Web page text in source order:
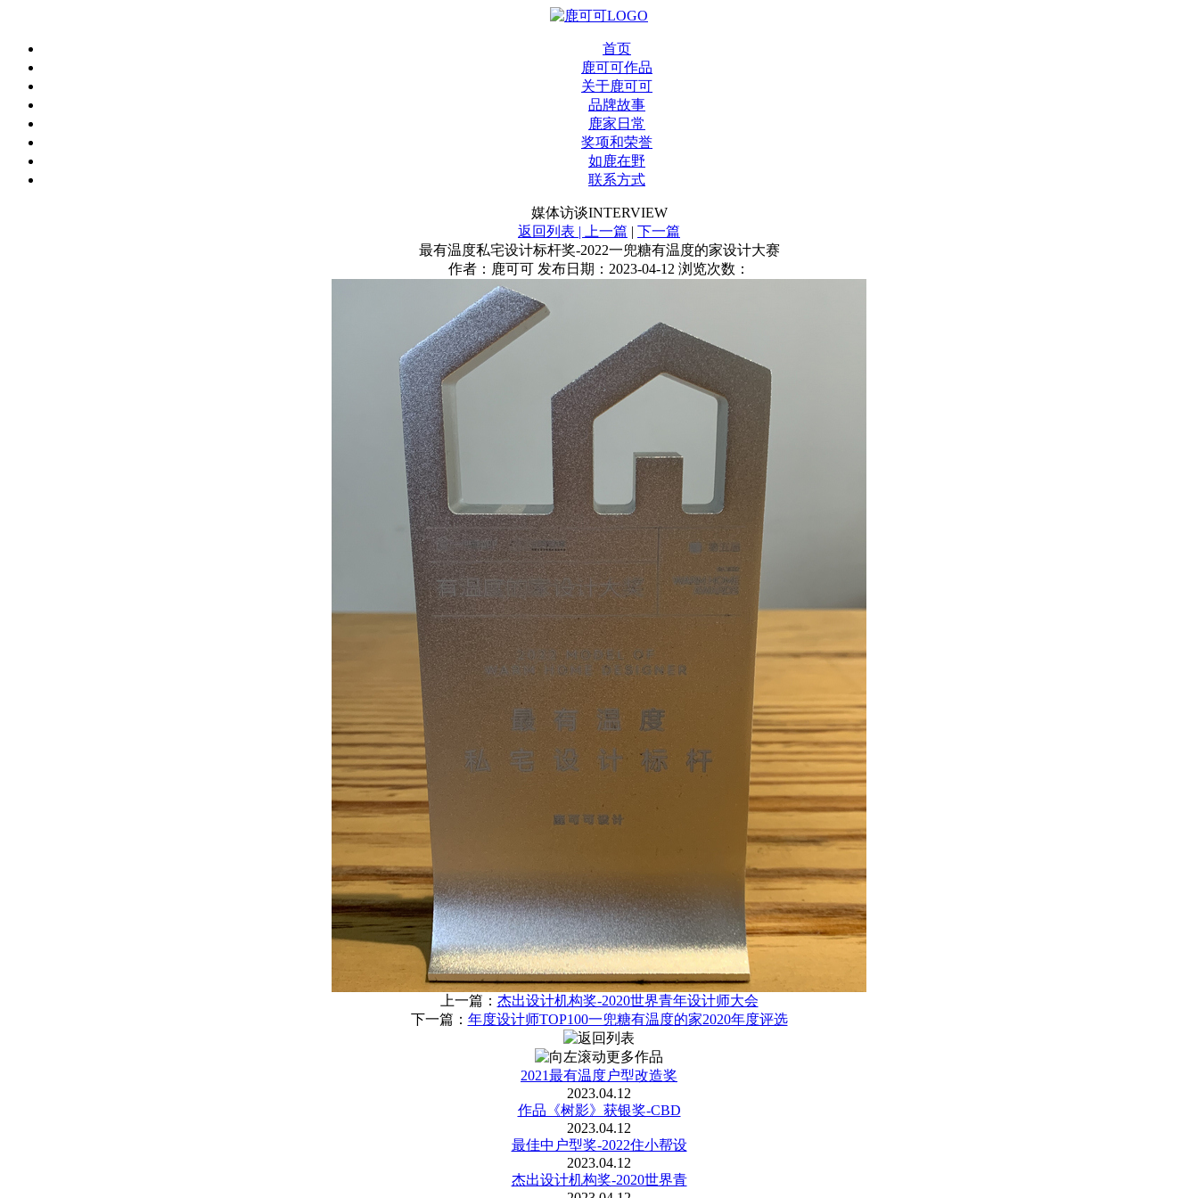
首页
鹿可可作品
关于鹿可可
品牌故事
鹿家日常
奖项和荣誉
如鹿在野
联系方式
媒体访谈INTERVIEW
返回列表 |
上一篇 | 下一篇
最有温度私宅设计标杆奖-2022一兜糖有温度的家设计大赛
作者：鹿可可 发布日期：2023-04-12 浏览次数：
上一篇： 杰出设计机构奖-2020世界青年设计师大会
下一篇： 年度设计师TOP100一兜糖有温度的家2020年度评选
2021最有温度户型改造奖
2023.04.12
作品《树影》获银奖-CBD
2023.04.12
最佳中户型奖-2022住小帮设
2023.04.12
杰出设计机构奖-2020世界青